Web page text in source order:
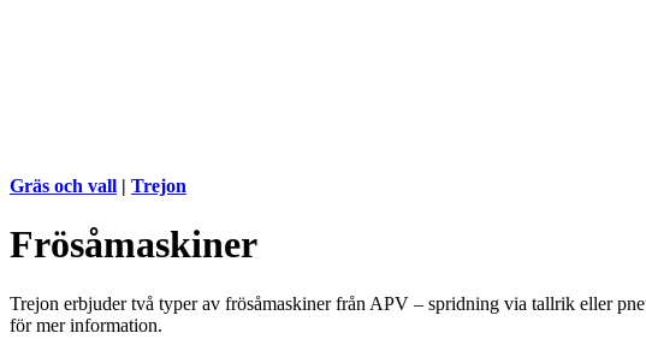
Gräs och vall | Trejon
Frösåmaskiner
Trejon erbjuder två typer av frösåmaskiner från APV – spridning via tallrik eller
för mer information.